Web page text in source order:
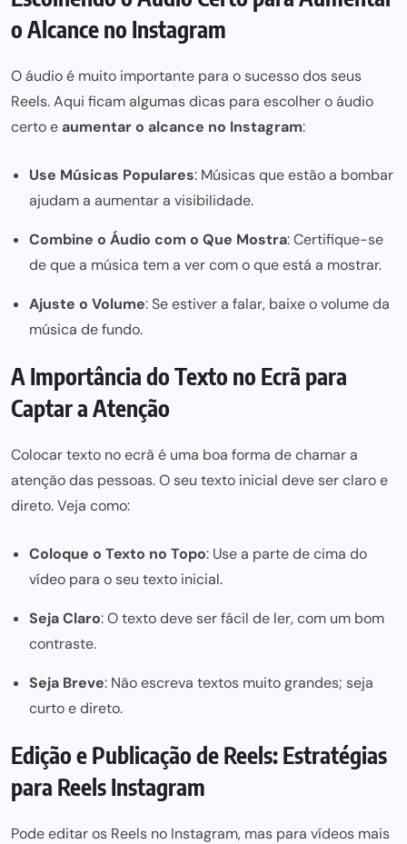
o Alcance no Instagram
O áudio é muito importante para o sucesso dos seus
Reels. Aqui ficam algumas dicas para escolher o áudio
certo eaumentar o alcance no Instagram:
Use Músicas Populares: Músicas que estão a bombar
ajudam a aumentar a visibilidade.
Combine o Áudio com o Que Mostra: Certifique-se
de que a música tem a ver com o que está a mostrar.
Ajuste o Volume: Se estiver a falar, baixe o volume da
música de fundo.
A Importância do Texto no Ecrã para
Captar a Atenção
Colocar texto no ecrã é uma boa forma de chamar a
atenção das pessoas. O seu texto inicial deve ser claro e
direto. Veja como:
Coloque o Texto no Topo: Use a parte de cima do
vídeo para o seu texto inicial.
Seja Claro: O texto deve ser fácil de ler, com um bom
contraste.
Seja Breve: Não escreva textos muito grandes; seja
curto e direto.
Edição e Publicação de Reels: Estratégias
para Reels Instagram
Pode editar os Reels no Instagram, mas para vídeos mais